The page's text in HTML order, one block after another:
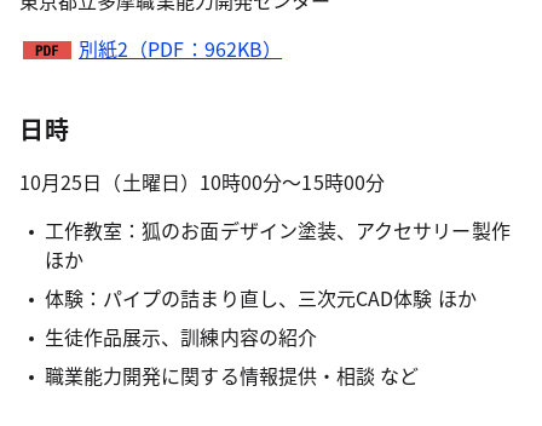
別紙2（PDF：962KB）
日時
10月25日（土曜日）10時00分～15時00分
工作教室：狐のお面デザイン塗装、アクセサリー製作
ほか
体験：パイプの詰まり直し、三次元CAD体験 ほか
生徒作品展示、訓練内容の紹介
職業能力開発に関する情報提供・相談 など